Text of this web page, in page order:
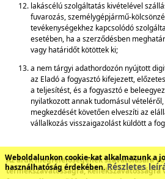
Weboldalunkon cookie-kat alkalmazunk a
használhatóság érdekében.Részletes
lakáscélú szolgáltatás kivételével
fuvarozás, személygépjármű-
tevékenységekhez kapcsolódó
esetében, ha a szerződésben
vagy határidőt kötöttek ki;
a nem tárgyi adathordozón nyújtott
az Eladó a fogyasztó kifejezett,
a teljesítést, és a fogyasztó e
nyilatkozott annak tudomásul
megkezdését követően elveszíti az
vállalkozás visszaigazolást küldött a
Az áruk megfelelőségének szavatolására
termékszavatosságra, kellékszavatosságra